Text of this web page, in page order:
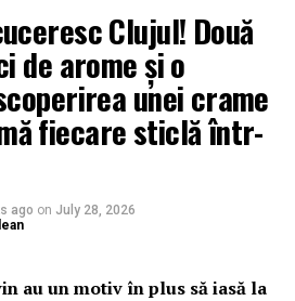
Clujul! Două
de arome și o
unei crame
fiecare sticlă într-
ago on July 28, 2026
au un motiv în plus să iasă la